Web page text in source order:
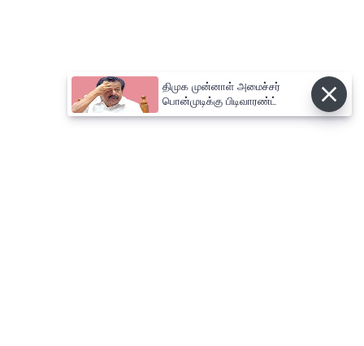
திமுக முன்னாள் அமைச்சர்
பொன்முடிக்கு பிடிவாரண்ட்